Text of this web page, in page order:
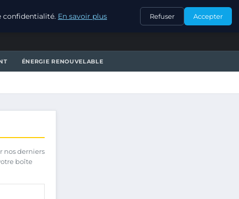
CONTACT
ÉNERGIE RENOUVELABLE
nos derniers
boîte
confidentialité. En savoir plus Refuser Accepter